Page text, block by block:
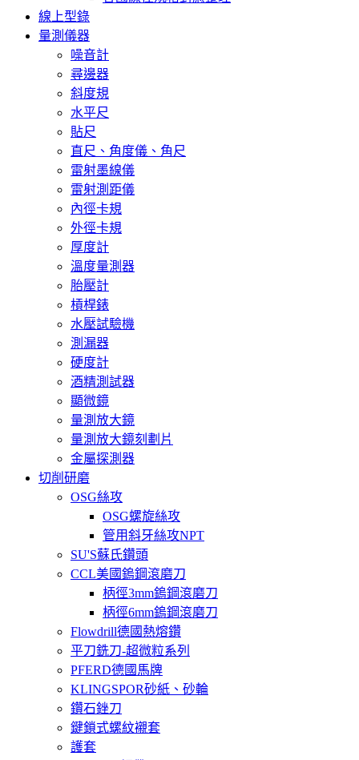
線上型錄
量測儀器
噪音計
尋邊器
斜度規
水平尺
貼尺
直尺、角度儀、角尺
雷射墨線儀
雷射測距儀
內徑卡規
外徑卡規
厚度計
溫度量測器
胎壓計
槓桿錶
水壓試驗機
測漏器
硬度計
酒精測試器
顯微鏡
量測放大鏡
量測放大鏡刻劃片
金屬探測器
切削研磨
OSG絲攻
OSG螺旋絲攻
管用斜牙絲攻NPT
SU'S蘇氏鑽頭
CCL美國鎢鋼滾磨刀
柄徑3mm鎢鋼滾磨刀
柄徑6mm鎢鋼滾磨刀
Flowdrill德國熱熔鑽
平刀銑刀-超微粒系列
PFERD德國馬牌
KLINGSPOR砂紙、砂輪
鑽石銼刀
鍵鎖式螺紋襯套
護套